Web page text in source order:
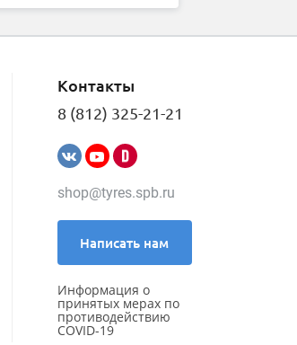
Контакты
8 (812) 325-21-21
shop@tyres.spb.ru
Написать нам
Информация о
принятых мерах по
противодействию
COVID-19